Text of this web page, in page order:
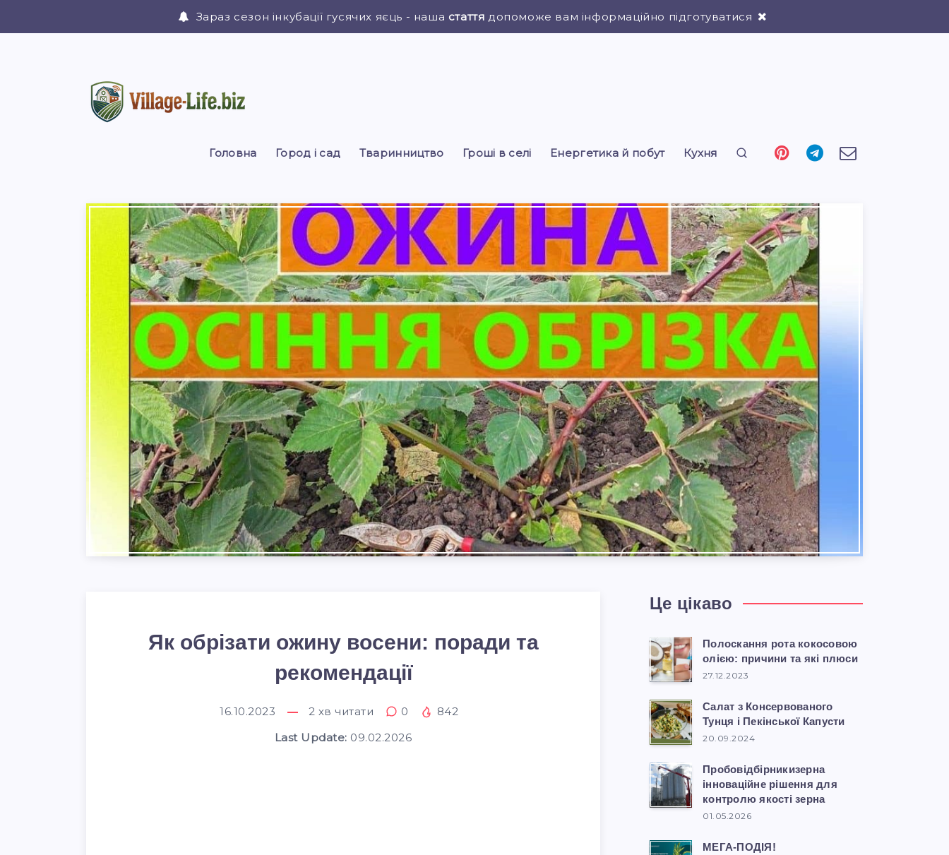
Зараз сезон інкубації гусячих яєць - наша стаття допоможе вам інформаційно підготуватися
Головна Город і сад Тваринництво Гроші в селі Енергетика й побут Кухня
Як обрізати ожину восени: поради та
рекомендації
16.10.2023 2 хв читати 0
842
Last Update: 09.02.2026
Це цікаво
Полоскання рота кокосовою
олією: причини та які плюси
27.12.2023
Салат з Консервованого
Тунця і Пекінської Капусти
20.09.2024
Пробовідбірникизерна
інноваційне рішення для
контролю якості зерна
01.05.2026
МЕГА-ПОДІЯ!